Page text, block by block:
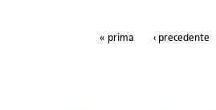
« prima ‹ precedente